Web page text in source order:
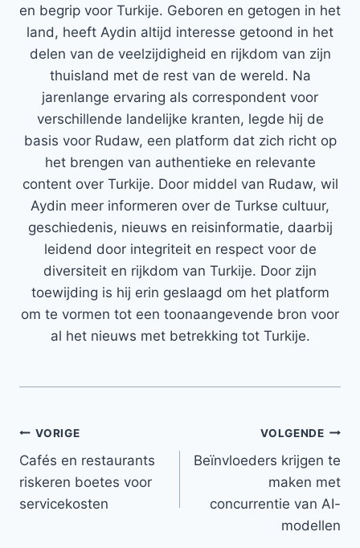
en begrip voor Turkije. Geboren en getogen in het
land, heeft Aydin altijd interesse getoond in het
delen van de veelzijdigheid en rijkdom van zijn
thuisland met de rest van de wereld. Na
jarenlange ervaring als correspondent voor
verschillende landelijke kranten, legde hij de
basis voor Rudaw, een platform dat zich richt op
het brengen van authentieke en relevante
content over Turkije. Door middel van Rudaw, wil
Aydin meer informeren over de Turkse cultuur,
geschiedenis, nieuws en reisinformatie, daarbij
leidend door integriteit en respect voor de
diversiteit en rijkdom van Turkije. Door zijn
toewijding is hij erin geslaagd om het platform
om te vormen tot een toonaangevende bron voor
al het nieuws met betrekking tot Turkije.
Bericht
navigatie
VORIGE
Cafés en restaurants
riskeren boetes voor
servicekosten
VOLGENDE
Beïnvloeders krijgen te
maken met
concurrentie van AI-
modellen